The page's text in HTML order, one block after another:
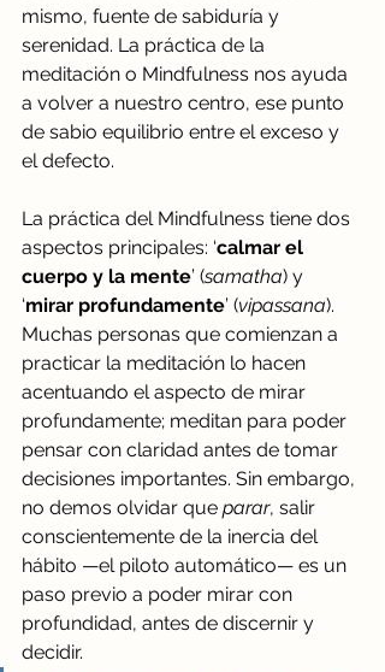
mismo, fuente de sabiduría y
serenidad. La práctica de la
meditación o Mindfulness nos ayuda
a volver a nuestro centro, ese punto
de sabio equilibrio entre el exceso y
el defecto.
La práctica del Mindfulness tiene dos
aspectos principales: ‘calmar el
cuerpo y la mente’ (samatha) y
‘mirar profundamente’ (vipassana).
Muchas personas que comienzan a
practicar la meditación lo hacen
acentuando el aspecto de mirar
profundamente; meditan para poder
pensar con claridad antes de tomar
decisiones importantes. Sin embargo,
no demos olvidar que parar, salir
conscientemente de la inercia del
hábito —el piloto automático— es un
paso previo a poder mirar con
profundidad, antes de discernir y
decidir.